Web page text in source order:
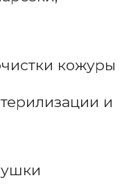
кожуры
и